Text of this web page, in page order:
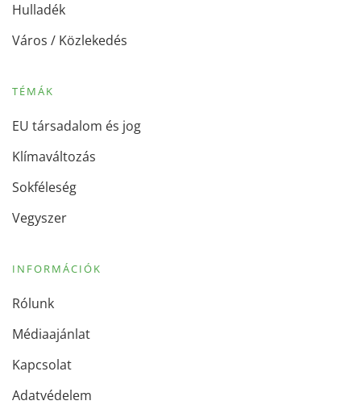
Hulladék
Város / Közlekedés
TÉMÁK
EU társadalom és jog
Klímaváltozás
Sokféleség
Vegyszer
INFORMÁCIÓK
Rólunk
Médiaajánlat
Kapcsolat
Adatvédelem